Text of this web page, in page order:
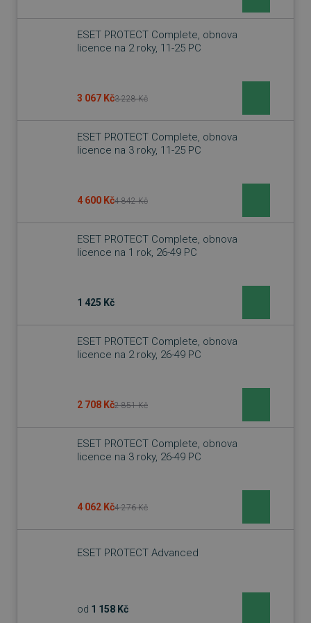
ESET PROTECT Complete, obnova
licence na 2 roky, 11-25 PC
3 067 Kč3 228 Kč
ESET PROTECT Complete, obnova
licence na 3 roky, 11-25 PC
4 600 Kč4 842 Kč
ESET PROTECT Complete, obnova
licence na 1 rok, 26-49 PC
1 425 Kč
ESET PROTECT Complete, obnova
licence na 2 roky, 26-49 PC
2 708 Kč2 851 Kč
ESET PROTECT Complete, obnova
licence na 3 roky, 26-49 PC
4 062 Kč4 276 Kč
ESET PROTECT Advanced
od 1 158 Kč
Provider/
Doména
_GRECAPTCHA
Google LLC
PHPSESSID
PHP.net
.www.sw.sk